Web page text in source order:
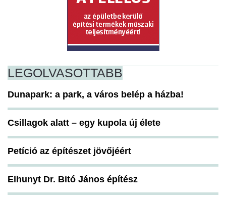
LEGOLVASOTTABB
Dunapark: a park, a város belép a házba!
Csillagok alatt – egy kupola új élete
Petíció az építészet jövőjéért
Elhunyt Dr. Bitó János építész